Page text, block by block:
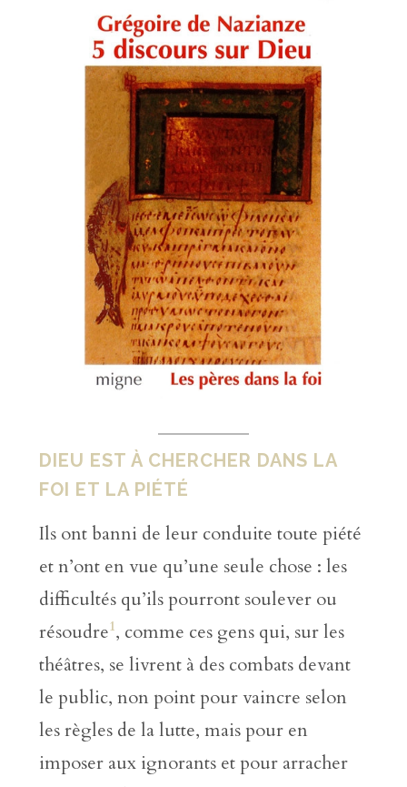
DIEU EST À CHERCHER DANS LA
FOI ET LA PIÉTÉ
Ils ont banni de leur conduite toute piété
et n’ont en vue qu’une seule chose : les
difficultés qu’ils pourront soulever ou
résoudre1, comme ces gens qui, sur les
théâtres, se livrent à des combats devant
le public, non point pour vaincre selon
les règles de la lutte, mais pour en
imposer aux ignorants et pour arracher